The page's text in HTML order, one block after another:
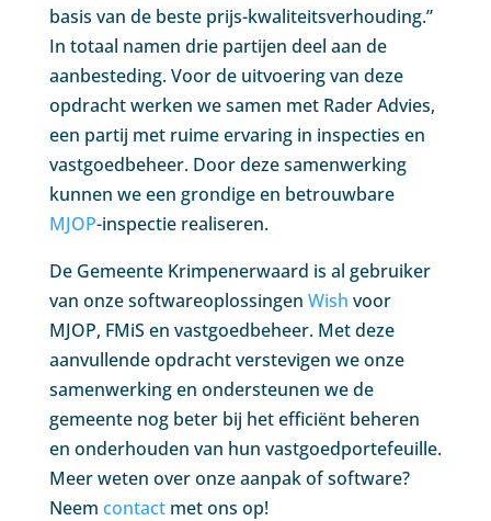
basis van de beste prijs-kwaliteitsverhouding.”
In totaal namen drie partijen deel aan de
aanbesteding. Voor de uitvoering van deze
opdracht werken we samen met Rader Advies,
een partij met ruime ervaring in inspecties en
vastgoedbeheer. Door deze samenwerking
kunnen we een grondige en betrouwbare
MJOP-inspectie realiseren.
De Gemeente Krimpenerwaard is al gebruiker
van onze softwareoplossingen Wish voor
MJOP, FMiS en vastgoedbeheer. Met deze
aanvullende opdracht verstevigen we onze
samenwerking en ondersteunen we de
gemeente nog beter bij het efficiënt beheren
en onderhouden van hun vastgoedportefeuille.
Meer weten over onze aanpak of software?
Neem contactmet ons op!